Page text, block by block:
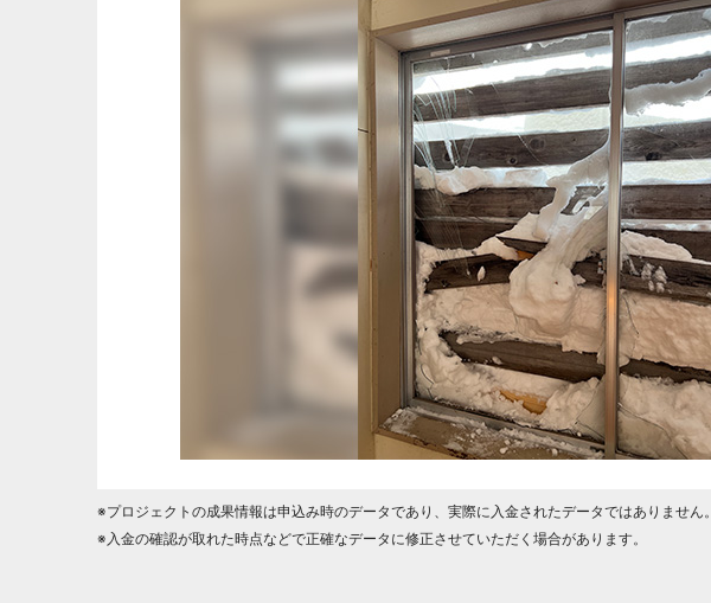
※プロジェクトの成果情報は申込み時のデータであり、実際に入金されたデータではありません。
※入金の確認が取れた時点などで正確なデータに修正させていただく場合があります。